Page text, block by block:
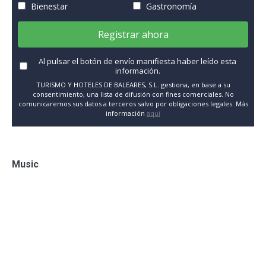
Bienestar
Gastronomía
Registrar ahora
Al pulsar el botón de envío manifiesta haber leído esta
información.
TURISMO Y HOTELES DE BALEARES, S.L. gestiona, en base a su
consentimiento, una lista de difusión con fines comerciales. No
comunicaremos sus datos a terceros salvo por obligaciones legales. Más
información aquí
Music